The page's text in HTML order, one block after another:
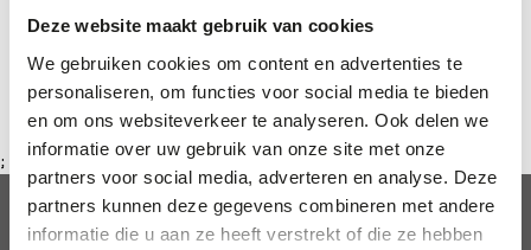
Deze website maakt gebruik van cookies
We gebruiken cookies om content en advertenties te
personaliseren, om functies voor social media te bieden
en om ons websiteverkeer te analyseren. Ook delen we
informatie over uw gebruik van onze site met onze
partners voor social media, adverteren en analyse. Deze
partners kunnen deze gegevens combineren met andere
informatie die u aan ze heeft verstrekt of die ze hebben
De laatste pagina is bereikt
1
;